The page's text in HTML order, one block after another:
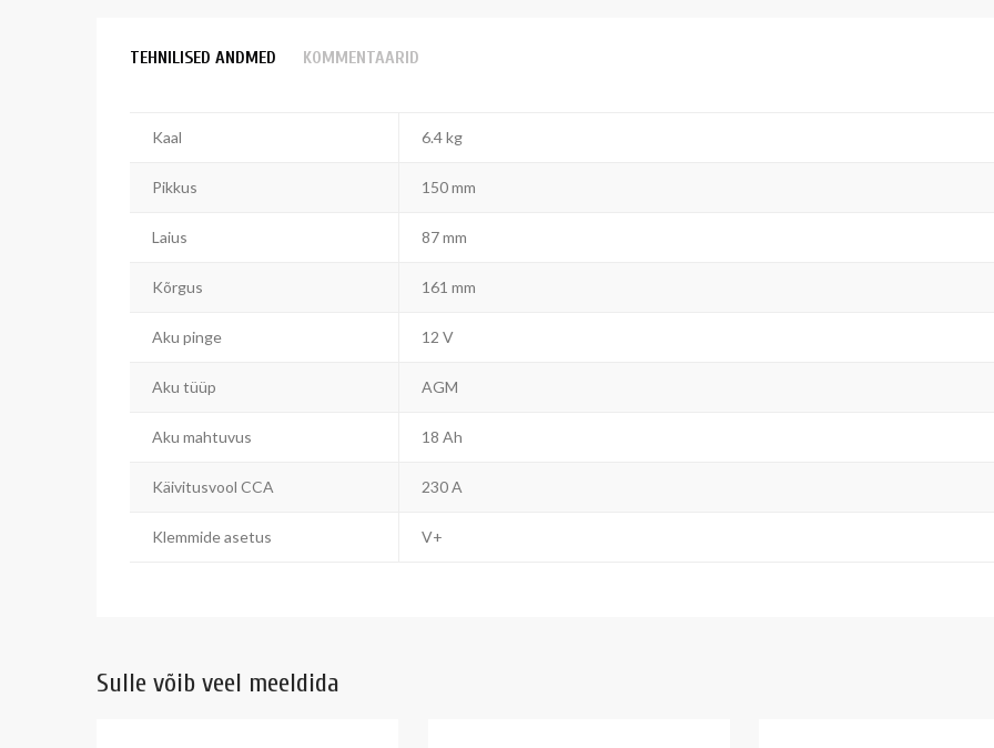
TEHNILISED ANDMED KOMMENTAARID
Kaal 6.4 kg
Pikkus 150 mm
Laius 87 mm
Kõrgus 161 mm
Aku pinge 12 V
Aku tüüp AGM
Aku mahtuvus 18 Ah
Käivitusvool CCA 230 A
Klemmide asetus V+
Sulle võib veel meeldida